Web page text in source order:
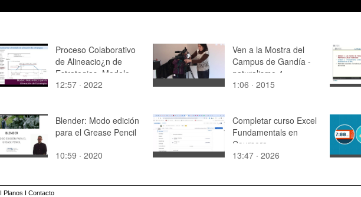
Proceso Colaborativo
de Alineacio¿n de
Estrategias_Modelo
Matematico_v0
12:57 · 2022
Ven a la Mostra del
Campus de Gandía -
naturalismo 4
1:06 · 2015
Blender: Modo edición
para el Grease Pencil
10:59 · 2020
Completar curso Excel
Fundamentals en
Coursera
13:47 · 2026
I Planos I Contacto